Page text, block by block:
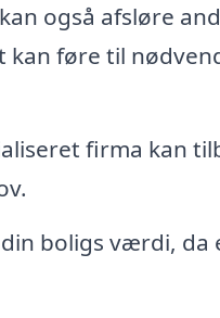
også afsløre
kan føre til
firma kan
boligs værdi, da